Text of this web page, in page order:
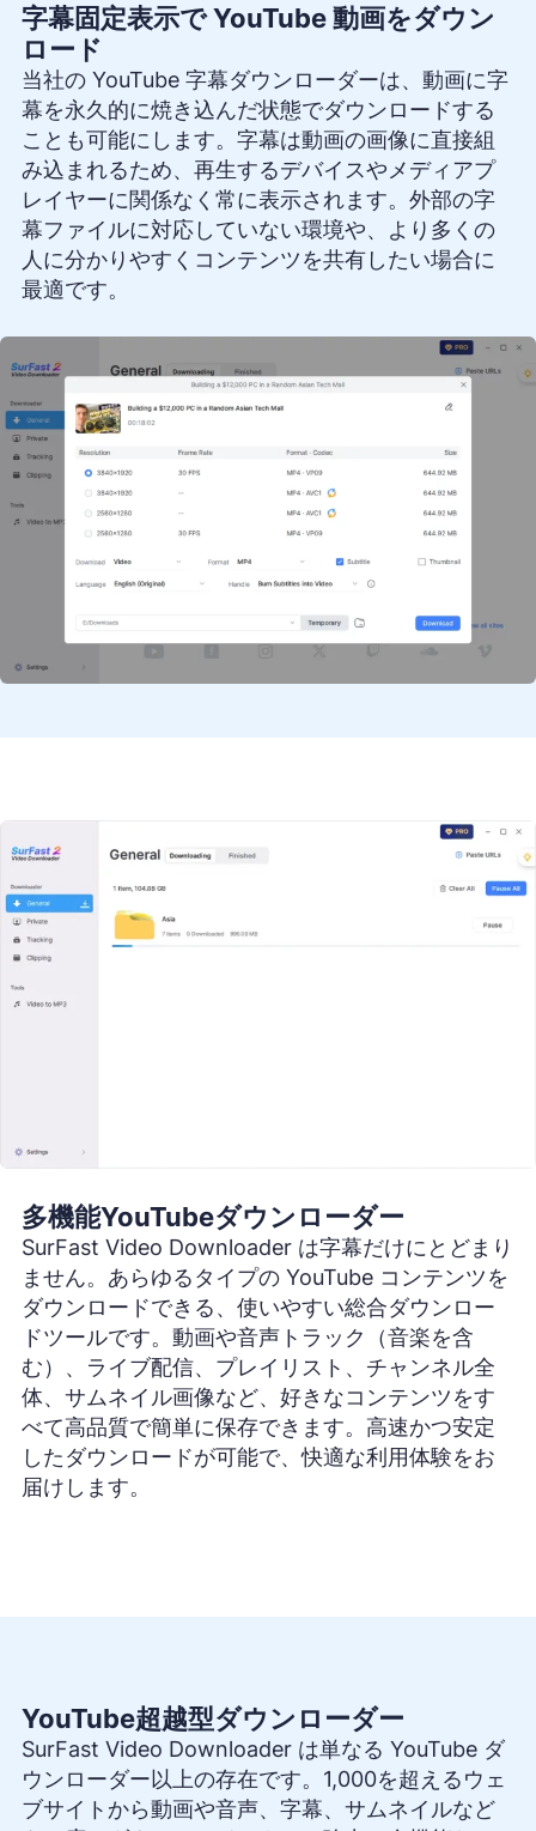
字幕固定表示で YouTube 動画をダウン
ロード
当社の YouTube 字幕ダウンローダーは、動画に字
幕を永久的に焼き込んだ状態でダウンロードする
ことも可能にします。字幕は動画の画像に直接組
み込まれるため、再生するデバイスやメディアプ
レイヤーに関係なく常に表示されます。外部の字
幕ファイルに対応していない環境や、より多くの
人に分かりやすくコンテンツを共有したい場合に
最適です。
多機能YouTubeダウンローダー
SurFast Video Downloader は字幕だけにとどまり
ません。あらゆるタイプの YouTube コンテンツを
ダウンロードできる、使いやすい総合ダウンロー
ドツールです。動画や音声トラック（音楽を含
む）、ライブ配信、プレイリスト、チャンネル全
体、サムネイル画像など、好きなコンテンツをす
べて高品質で簡単に保存できます。高速かつ安定
したダウンロードが可能で、快適な利用体験をお
届けします。
YouTube超越型ダウンローダー
SurFast Video Downloader は単なる YouTube ダ
ウンローダー以上の存在です。1,000を超えるウェ
ブサイトから動画や音声、字幕、サムネイルなど